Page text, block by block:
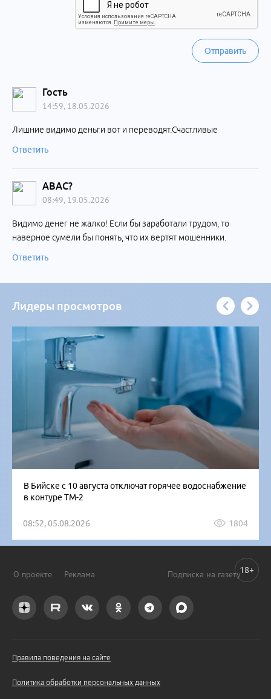
Отправить
Гость
14:59, 18.05.2026
Лишние видимо деньги вот и переводят.Счастливые
Ответить
АВАС?
08:49, 19.05.2026
Видимо денег не жалко! Если бы заработали трудом, то
наверное сумели бы понять, что их вертят мошенники.
Ответить
Лидеры просмотров
В Бийске с 10 августа отключат горячее водоснабжение
в контуре ТМ-2
08:52, 05.08.2026 1804
О проекте Реклама Подписка на газету
Правила поведения на сайте
Политика обработки персональных данных
18+